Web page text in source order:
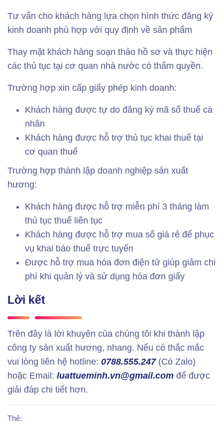
Tư vấn cho khách hàng lựa chọn hình thức đăng ký
kinh doanh phù hợp với quy định về sản phẩm
Thay mặt khách hàng soạn thảo hồ sơ và thực hiện
các thủ tục tại cơ quan nhà nước có thẩm quyền.
Trường hợp xin cấp giấy phép kinh doanh:
Khách hàng được tự do đăng ký mã số thuế cá
nhân
Khách hàng được hỗ trợ thủ tục khai thuế tại
cơ quan thuế
Trường hợp thành lập doanh nghiệp sản xuất
hương:
Khách hàng được hỗ trợ miễn phí 3 tháng làm
thủ tục thuế liên tục
Khách hàng được hỗ trợ mua số giá rẻ để phục
vụ khai báo thuế trực tuyến
Được hỗ trợ mua hóa đơn điện tử giúp giảm chi
phí khi quản lý và sử dụng hóa đơn giấy
Lời kết
Trên đây là lời khuyên của chúng tôi khi thành lập
công ty sản xuất hương, nhang. Nếu có thắc mắc
vui lòng liên hệ hotline: 0788.555.247(Có Zalo)
hoặc Email: luattueminh.vn@gmail.com để được
giải đáp chi tiết hơn.
Thẻ: